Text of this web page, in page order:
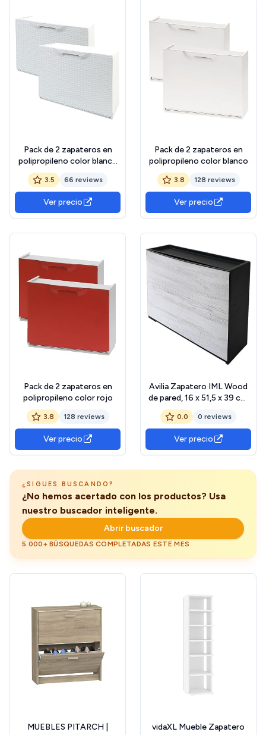
Pack de 2 zapateros en
polipropileno color blanco
ACABADO RATTAN
3.5 66 reviews
Ver precio
Pack de 2 zapateros en
polipropileno color blanco
3.8 128 reviews
Ver precio
Pack de 2 zapateros en
polipropileno color rojo
3.8 128 reviews
Ver precio
Avilia Zapatero IML Wood
de pared, 16 x 51,5 x 39 cm,
blanco, elegante y ahorra
espacio para tus zapatos
0.0 0 reviews
Ver precio
¿SIGUES BUSCANDO?
¿No hemos acertado con los productos? Usa
nuestro buscador inteligente.
Abrir buscador
5.000+ BÚSQUEDAS COMPLETADAS ESTE MES
MUEBLES PITARCH |
vidaXL Mueble Zapatero